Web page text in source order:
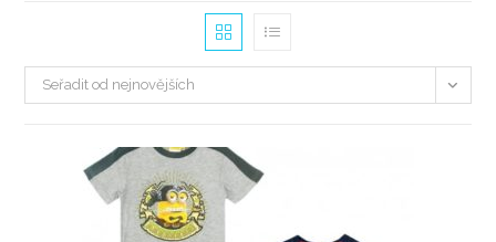
Seřadit od nejnovějších